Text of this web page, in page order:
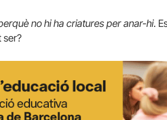
no hi ha criatures per anar-hi.
ser?